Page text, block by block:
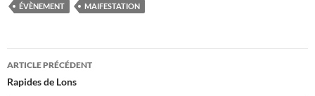
ÉVÈNEMENT MAIFESTATION
Navigation
des
ARTICLE PRÉCÉDENT
Rapides de Lons